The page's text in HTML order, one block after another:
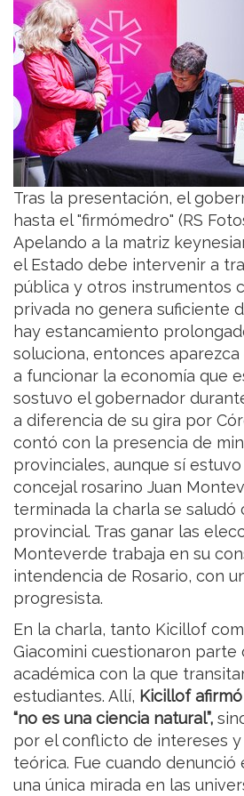
Tras la presentación, el
hasta el "firmómedro" (RS
Apelando a la matriz
el Estado debe intervenir a
pública y otros instrumentos
privada no genera suficiente
hay estancamiento
soluciona, entonces
a funcionar la economía que
sostuvo el gobernador
a diferencia de su gira por
contó con la presencia de
provinciales, aunque sí
concejal rosarino Juan
terminada la charla se saludó
provincial. Tras ganar las
Monteverde trabaja en su
intendencia de Rosario, con
progresista.
En la charla, tanto Kicillof
Giacomini cuestionaron parte
académica con la que
estudiantes. Allí, Kicillof
“no es una ciencia natural”,
por el conflicto de intereses
teórica. Fue cuando
una única mirada en las